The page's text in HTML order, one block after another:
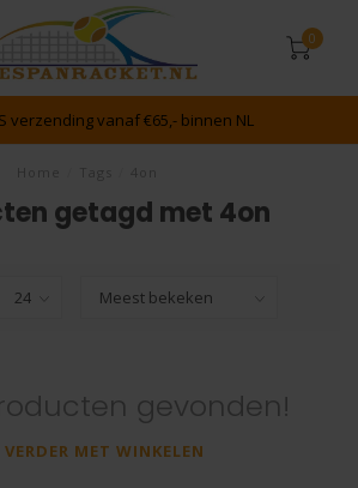
0
verzending vanaf €65,- binnen NL
getagd met 4on
gevonden!
VERDER MET WINKELEN